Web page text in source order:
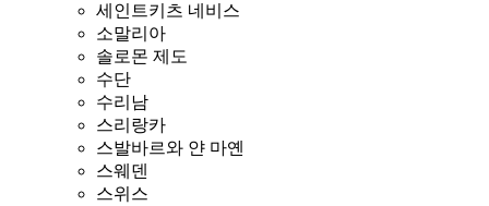
세인트키츠 네비스
소말리아
솔로몬 제도
수단
수리남
스리랑카
스발바르와 얀 마옌
스웨덴
스위스